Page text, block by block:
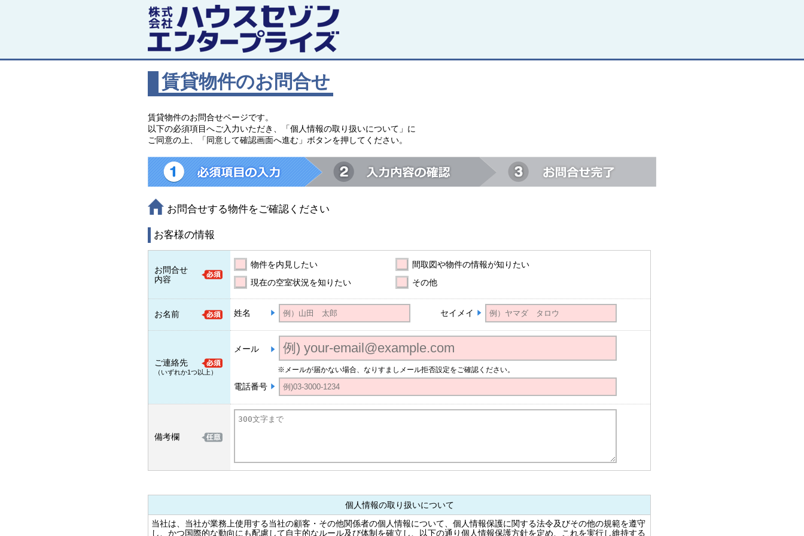
賃貸物件のお問合せ
賃貸物件のお問合せページです。
以下の必須項目へご入力いただき、「個人情報の取り扱いについて」に
ご同意の上、「同意して確認画面へ進む」ボタンを押してください。
お問合せする物件をご確認ください
お客様の情報
お問合せ
内容
物件を内見したい
間取図や物件の情報が知りたい
現在の空室状況を知りたい
その他
お名前 姓名 セイメイ
ご連絡先
（いずれか1つ以上）
メール
※メールが届かない場合、なりすましメール拒否設定をご確認ください。
電話番号
備考欄
個人情報の取り扱いについて
当社は、当社が業務上使用する当社の顧客・その他関係者の個人情報について、個人情報保護に関する法令及びその他の規範を遵守
し、かつ国際的な動向にも配慮して自主的なルール及び体制を確立し、以下の通り個人情報保護方針を定め、これを実行し維持する